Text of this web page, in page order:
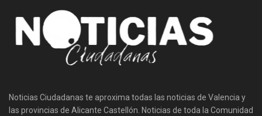
Noticias Ciudadanas te aproxima todas las noticias de Valencia y
las provincias de Alicante Castellón. Noticias de toda la Comunidad